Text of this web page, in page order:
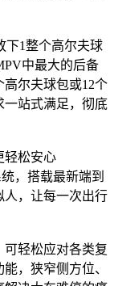
下1整个高尔夫球
中最大的后备
尔夫球包或12个
一站式满足，彻底
轻松安心
，搭载最新端到
人，让每一次出行
轻松应对各类复
，狭窄侧方位、